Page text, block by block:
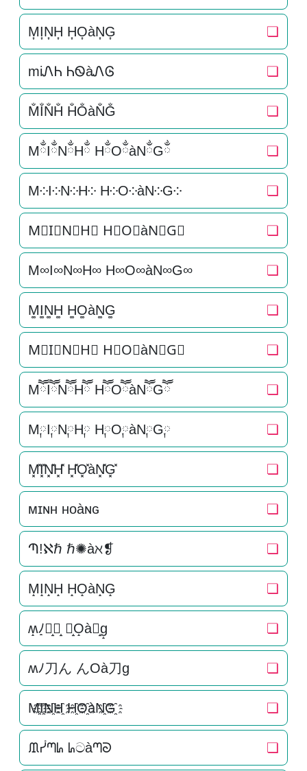
M͎I͎N͎H͎ H͎O͎àN͎G͎ ❏
miᏁᏂ ᏂᏫàᏁᎶ ❏
M̐I̐N̐H̐ H̐O̐àN̐G̐ ❏
MྂIྂNྂHྂ HྂOྂàNྂGྂ ❏
M༶I༶N༶H༶ H༶O༶àN༶G༶ ❏
M⃕I⃕N⃕H⃕ H⃕O⃕àN⃕G⃕ ❏
M∞I∞N∞H∞ H∞O∞àN∞G∞ ❏
M͚I͚N͚H͚ H͚O͚àN͚G͚ ❏
M⃒I⃒N⃒H⃒ H⃒O⃒àN⃒G⃒ ❏
MཽIཽNཽHཽ HཽOཽàNཽGཽ ❏
M༙I༙N༙H༙ H༙O༙àN༙G༙ ❏
M͓̽I͓̽N͓̽H͓̽ H͓̽O͓̽àN͓̽G͓̽ ❏
ᴍɪɴʜ ʜᴏàɴɢ ❏
Պ!ℵℏ ℏ✺àℵ❡ ❏
M̝I̝N̝H̝ H̝O̝àN̝G̝ ❏
ʍ̝ﾉ̝刀̝ん̝ ん̝O̝à刀̝g̝ ❏
ʍﾉ刀ん んOà刀g ❏
M҈I҈N҈H҈ H҈O҈àN҈G҈ ❏
ᙢᓮᘉᖺ ᖺටàᘉᘐ ❏